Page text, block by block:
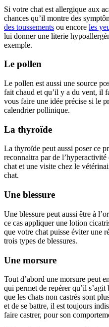
Si votre chat est allergique aux
chances qu’il montre des
des toussements ou encore les
lui donner une literie
exemple.
Le pollen
Le pollen est aussi une source
fait chaud et qu’il y a du vent, il
vous faire une idée précise si le
calendrier pollinique.
La thyroïde
La thyroïde peut aussi poser ce
reconnaitra par de
chat et une visite chez le
chat.
Une blessure
Une blessure peut aussi être à
ce cas appliquer une lotion
que votre chat puisse éviter une
trois types de blessures.
Une morsure
Tout d’abord une morsure peut
qui permet de repérer qu’il
que les chats non castrés sont
et de se battre, il est toujours
faire castrer, pour son